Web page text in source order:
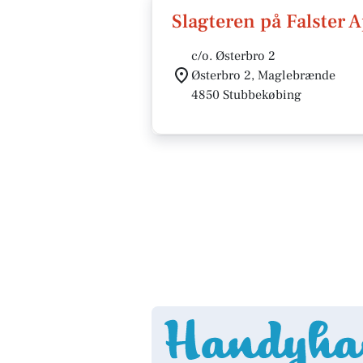
Slagteren på Falster
c/o. Østerbro 2
Østerbro 2, Maglebrænde
4850 Stubbekøbing